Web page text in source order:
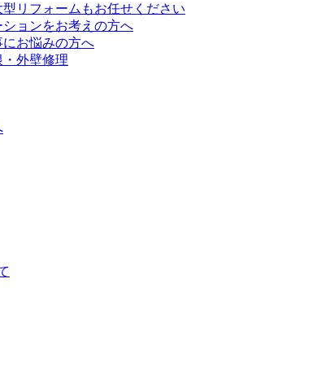
リフォームもお任せください
ョンをお考えの方へ
お悩みの方へ
外壁修理